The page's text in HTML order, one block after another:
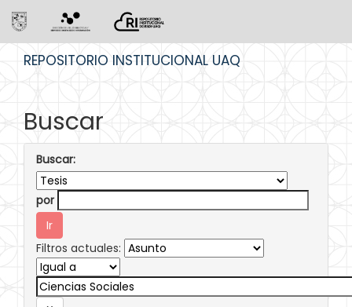
REPOSITORIO INSTITUCIONAL UAQ
Buscar
Buscar:
por
Filtros actuales: